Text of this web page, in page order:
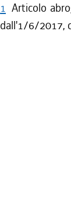
1 Articolo
dall'1/6/2017,